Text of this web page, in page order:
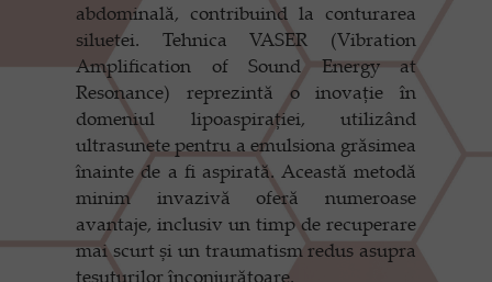
abdominală, contribuind la conturarea
siluetei. Tehnica VASER (Vibration
Amplification of Sound Energy at
Resonance) reprezintă o inovație în
domeniul lipoaspirației, utilizând
ultrasunete pentru a emulsiona grăsimea
înainte de a fi aspirată. Această metodă
minim invazivă oferă numeroase
avantaje, inclusiv un timp de recuperare
mai scurt și un traumatism redus asupra
țesuturilor înconjurătoare.